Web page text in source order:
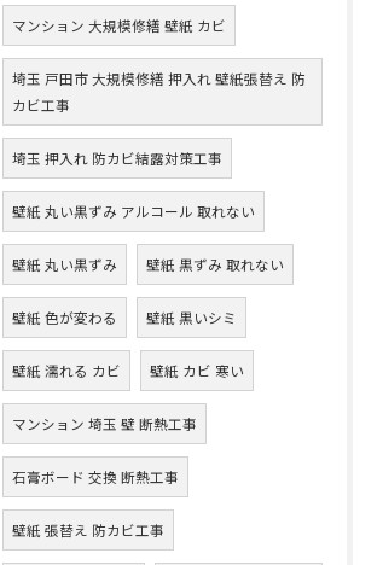
マンション 大規模修繕 壁紙 カビ
埼玉 戸田市 大規模修繕 押入れ 壁紙張替え 防
カビ工事
埼玉 押入れ 防カビ結露対策工事
壁紙 丸い黒ずみ アルコール 取れない
壁紙 丸い黒ずみ 壁紙 黒ずみ 取れない
壁紙 色が変わる 壁紙 黒いシミ
壁紙 濡れる カビ 壁紙 カビ 寒い
マンション 埼玉 壁 断熱工事
石膏ボード 交換 断熱工事
壁紙 張替え 防カビ工事